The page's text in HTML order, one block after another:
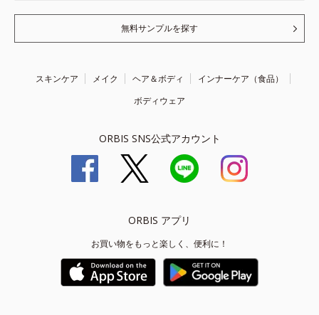
無料サンプルを探す
スキンケア メイク ヘア＆ボディ
インナーケア（食品）
ボディウェア
ORBIS SNS公式アカウント
ORBIS アプリ
お買い物をもっと楽しく、便利に！